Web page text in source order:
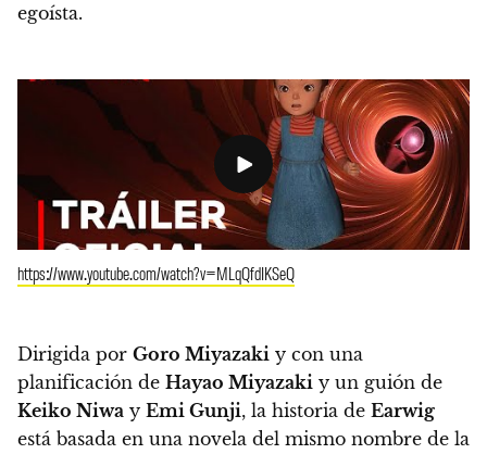
egoísta.
https://www.youtube.com/watch?v=MLqQfdIKSeQ
Dirigida por Goro Miyazaki y con una
planificación de Hayao Miyazaki y un guión de
Keiko Niwa y Emi Gunji, la historia de Earwig
está basada en una novela del mismo nombre de la